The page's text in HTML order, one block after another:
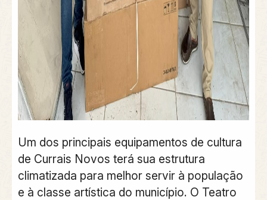
Um dos principais equipamentos de cultura
de Currais Novos terá sua estrutura
climatizada para melhor servir à população
e à classe artística do município. O Teatro